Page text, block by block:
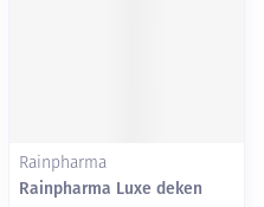
Rainpharma
Rainpharma Luxe deken